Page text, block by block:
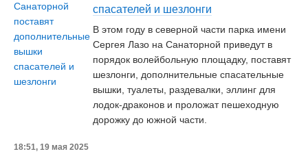
спасателей и шезлонги
В этом году в северной части парка имени
Сергея Лазо на Санаторной приведут в
порядок волейбольную площадку, поставят
шезлонги, дополнительные спасательные
вышки, туалеты, раздевалки, эллинг для
лодок-драконов и проложат пешеходную
дорожку до южной части.
18:51, 19 мая 2025